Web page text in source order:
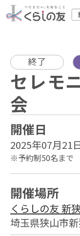
終了
セレモ
会
開催日
2025年07月21
※予約制50名まで
開催場所
くらしの友 新
埼玉県狭山市